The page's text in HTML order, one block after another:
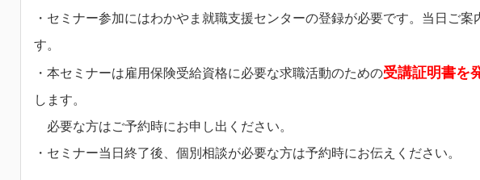
・セミナー参加にはわかやま就職支援センターの登録が必要です。当日ご案
す。
・本セミナーは雇用保険受給資格に必要な求職活動のための受講証明書を
します。
必要な方はご予約時にお申し出ください。
・セミナー当日終了後、個別相談が必要な方は予約時にお伝えください。